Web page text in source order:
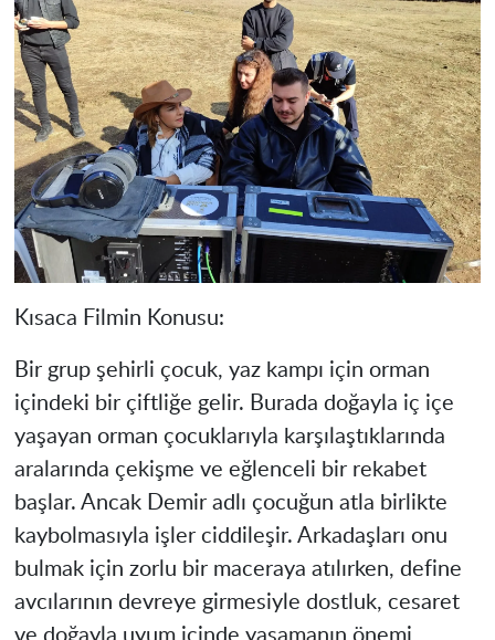
Kısaca Filmin Konusu:
Bir grup şehirli çocuk, yaz kampı için orman
içindeki bir çiftliğe gelir. Burada doğayla iç içe
yaşayan orman çocuklarıyla karşılaştıklarında
aralarında çekişme ve eğlenceli bir rekabet
başlar. Ancak Demir adlı çocuğun atla birlikte
kaybolmasıyla işler ciddileşir. Arkadaşları onu
bulmak için zorlu bir maceraya atılırken, define
avcılarının devreye girmesiyle dostluk, cesaret
ve doğayla uyum içinde yaşamanın önemi